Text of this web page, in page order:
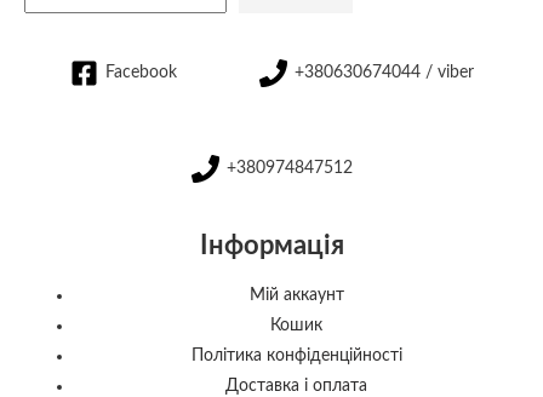
Facebook +380630674044 / viber
+380974847512
Інформація
Мій аккаунт
Кошик
Політика конфіденційності
Доставка і оплата